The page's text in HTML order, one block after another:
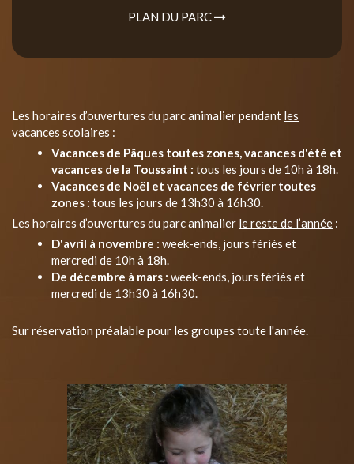
PLAN DU PARC
Les horaires d’ouvertures du parc animalier pendant les
vacances scolaires :
Vacances de Pâques toutes zones, vacances d'été et
vacances de la Toussaint : tous les jours de 10h à 18h.
Vacances de Noël et vacances de février toutes
zones : tous les jours de 13h30 à 16h30.
Les horaires d’ouvertures du parc animalier le reste de l’année :
D'avril à novembre : week-ends, jours fériés et
mercredi de 10h à 18h.
De décembre à mars : week-ends, jours fériés et
mercredi de 13h30 à 16h30.
Sur réservation préalable pour les groupes toute l'année.